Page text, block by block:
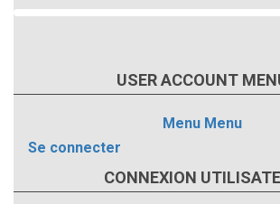
USER ACCOUNT
Menu Menu
Se connecter
CONNEXION